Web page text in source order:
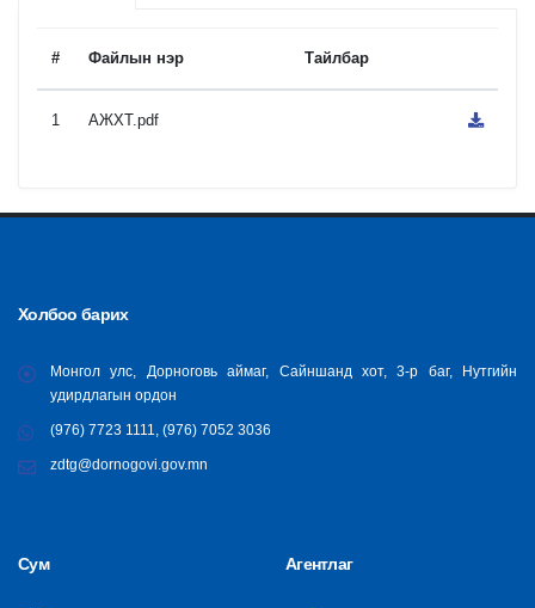
# Файлын нэр Тайлбар
1 АЖХТ.pdf
Холбоо барих
Монгол улс, Дорноговь аймаг, Сайншанд хот, 3-р баг, Нутгийн
удирдлагын ордон
(976) 7723 1111, (976) 7052 3036
zdtg@dornogovi.gov.mn
Сум Агентлаг